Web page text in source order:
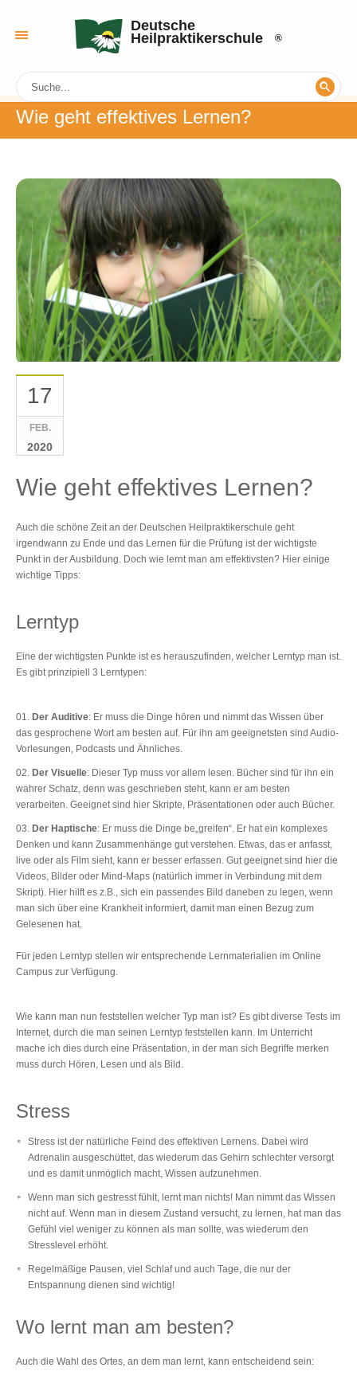
Deutsche
Heilpraktikerschule
Wie geht effektives Lernen?
17
FEB.
2020
Wie geht effektives Lernen?
Auch die schöne Zeit an der Deutschen Heilpraktikerschule geht
irgendwann zu Ende und das Lernen für die Prüfung ist der wichtigste
Punkt in der Ausbildung. Doch wie lernt man am effektivsten? Hier einige
wichtige Tipps:
Lerntyp
Eine der wichtigsten Punkte ist es herauszufinden, welcher Lerntyp man ist.
Es gibt prinzipiell 3 Lerntypen:
Der Auditive: Er muss die Dinge hören und nimmt das Wissen über
das gesprochene Wort am besten auf. Für ihn am geeignetsten sind Audio-
Vorlesungen, Podcasts und Ähnliches.
Der Visuelle: Dieser Typ muss vor allem lesen. Bücher sind für ihn ein
wahrer Schatz, denn was geschrieben steht, kann er am besten
verarbeiten. Geeignet sind hier Skripte, Präsentationen oder auch Bücher.
Der Haptische: Er muss die Dinge be„greifen“. Er hat ein komplexes
Denken und kann Zusammenhänge gut verstehen. Etwas, das er anfasst,
live oder als Film sieht, kann er besser erfassen. Gut geeignet sind hier die
Videos, Bilder oder Mind-Maps (natürlich immer in Verbindung mit dem
Skript). Hier hilft es z.B., sich ein passendes Bild daneben zu legen, wenn
man sich über eine Krankheit informiert, damit man einen Bezug zum
Gelesenen hat.
Für jeden Lerntyp stellen wir entsprechende Lernmaterialien im Online
Campus zur Verfügung.
Wie kann man nun feststellen welcher Typ man ist? Es gibt diverse Tests im
Internet, durch die man seinen Lerntyp feststellen kann. Im Unterricht
mache ich dies durch eine Präsentation, in der man sich Begriffe merken
muss durch Hören, Lesen und als Bild.
Stress
Stress ist der natürliche Feind des effektiven Lernens. Dabei wird
Adrenalin ausgeschüttet, das wiederum das Gehirn schlechter versorgt
und es damit unmöglich macht, Wissen aufzunehmen.
Wenn man sich gestresst fühlt, lernt man nichts! Man nimmt das Wissen
nicht auf. Wenn man in diesem Zustand versucht, zu lernen, hat man das
Gefühl viel weniger zu können als man sollte, was wiederum den
Stresslevel erhöht.
Regelmäßige Pausen, viel Schlaf und auch Tage, die nur der
Entspannung dienen sind wichtig!
Wo lernt man am besten?
Auch die Wahl des Ortes, an dem man lernt, kann entscheidend sein: